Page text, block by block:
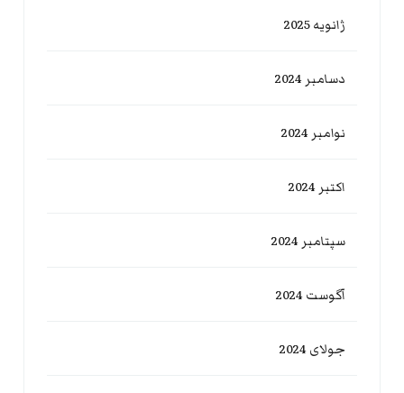
ژانویه 2025
دسامبر 2024
نوامبر 2024
اکتبر 2024
سپتامبر 2024
آگوست 2024
جولای 2024